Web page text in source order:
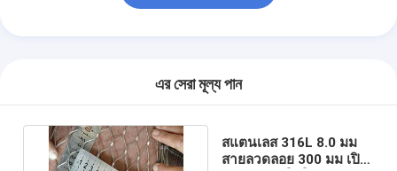
এর সেরা মূল্য পান
สแตนเลส 316L 8.0 มม
สายลวดลอย 300 มม เปิด